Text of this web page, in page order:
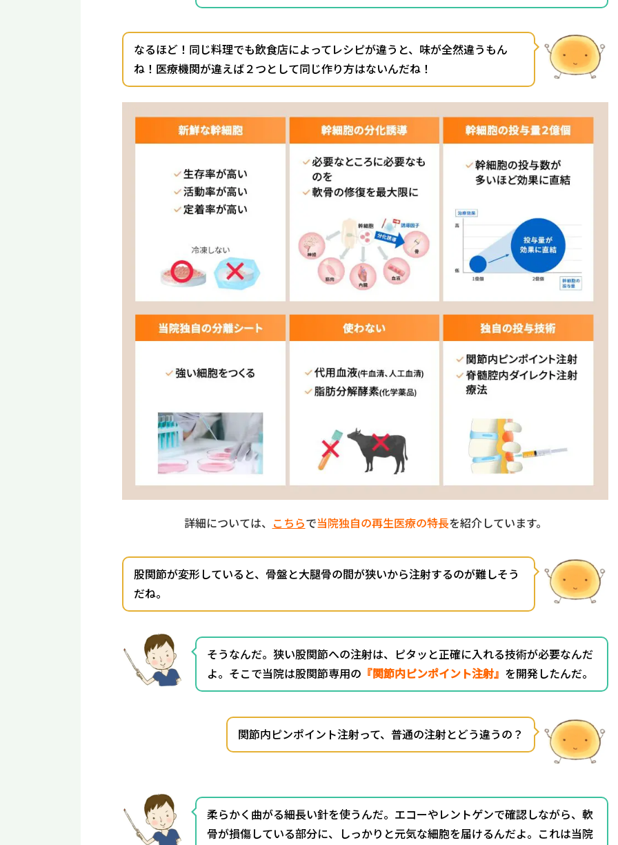
なるほど！同じ料理でも飲食店によってレシピが違うと、味が全然違うもん
ね！医療機関が違えば２つとして同じ作り方はないんだね！
詳細については、 こちらで当院独自の再生医療の特長を紹介しています。
股関節が変形していると、骨盤と大腿骨の間が狭いから注射するのが難しそう
だね。
そうなんだ。狭い股関節への注射は、ピタッと正確に入れる技術が必要なんだ
よ。そこで当院は股関節専用の 『関節内ピンポイント注射』 を開発したんだ。
関節内ピンポイント注射って、普通の注射とどう違うの？
柔らかく曲がる細長い針を使うんだ。エコーやレントゲンで確認しながら、軟
骨が損傷している部分に、しっかりと元気な細胞を届けるんだよ。これは当院